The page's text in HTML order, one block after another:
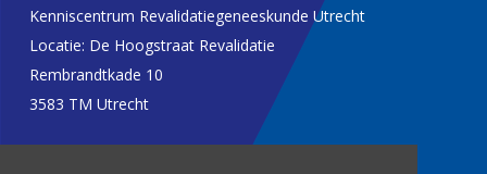
Kenniscentrum Revalidatiegeneeskunde Utrecht
Locatie: De Hoogstraat Revalidatie
Rembrandtkade 10
3583 TM Utrecht